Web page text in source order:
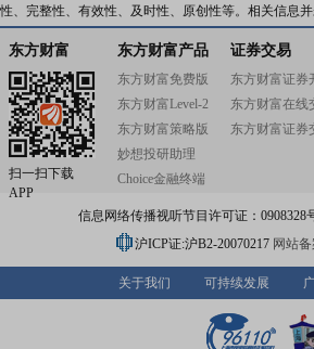
性、完整性、有效性、及时性、原创性等。相关信息
东方财富
扫一扫下载
APP
东方财富产品
东方财富免费版
东方财富Level-2
东方财富策略版
妙想投研助理
Choice金融终端
证券交易
东方财富证券
东方财富在线
东方财富证券
信息网络传播视听节目许可证：0908328
沪ICP证:沪B2-20070217 网站
关于我们 可持续发展